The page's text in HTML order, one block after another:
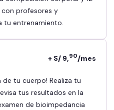
profesores y
tu entrenamiento.
+ S/ 9,90/mes
tus resultados en la
de bioimpedancia